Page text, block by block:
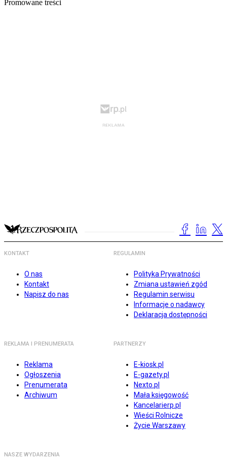
Promowane treści
KONTAKT
O nas
Kontakt
Napisz do nas
REGULAMIN
Polityka Prywatności
Zmiana ustawień zgód
Regulamin serwisu
Informacje o nadawcy
Deklaracja dostępności
REKLAMA I PRENUMERATA
Reklama
Ogłoszenia
Prenumerata
Archiwum
PARTNERZY
E-kiosk.pl
E-gazety.pl
Nexto.pl
Mała księgowość
Kancelarierp.pl
Wieści Rolnicze
Życie Warszawy
NASZE WYDARZENIA